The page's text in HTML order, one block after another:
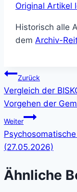
Original Artikel
Historisch alle
dem Archiv-
Zurück
Vergleich der
Vorgehen der
Weiter
(27.05.2026)
Ähnliche